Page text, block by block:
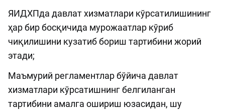
ЯИДХПда давлат хизматлари кўрсатилишининг
ҳар бир босқичида мурожаатлар кўриб
чиқилишини кузатиб бориш тартибини жорий
этади;
Маъмурий регламентлар бўйича давлат
хизматлари кўрсатишнинг белгиланган
тартибини амалга ошириш юзасидан, шу